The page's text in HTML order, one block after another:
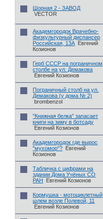
Шорная 2 - ЗАВОД
VECTOR
Академгородок Врачебно-
физкультурный диспансер
Российская, 13А Евгений
Козионов
Герб СССР на пограничном
столбе на ул. Демакова
Евгений Козионов
Пограничный столб на ул.
Демакова (у дома № 2)
brombenzol
"Книжная белка" запасает
книги на зиму в ботсаду
Евгений Козионов
Академгородок где вырос
"мухомор"? Евгений
Козионов
Табличка с цифрами на
здании Дома Учёных СО
РАН
Евгений Козионов
Кормушка - мотоциклетный
шлем возле Полевой, 11
Евгений Козионов